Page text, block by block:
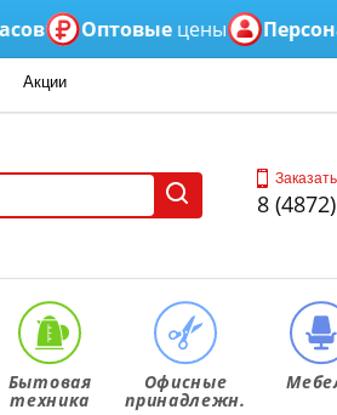
Оптовыецены
Акции
8
Бытовая
техника
Офисные
принадлежн.